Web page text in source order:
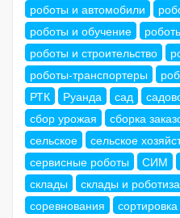
роботы и автомобили
роботы и обучение
роботы и строительство
роботы-транспортеры
РТК
Руанда сад
сбор урожая
сборка
сельское
сельское
сервисные роботы
СИМ
склады
склады и
соревнования
сортировка